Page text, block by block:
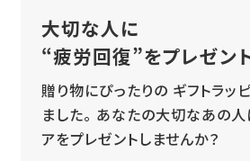
大切な人に
“疲労回復”をプレゼン
贈り物にぴったりの ギフトラッ
ました。 あなたの大切なあの人
アをプレゼントしませんか？